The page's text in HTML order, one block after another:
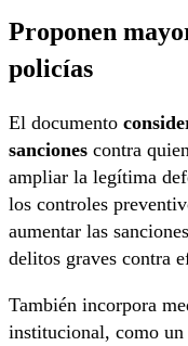
Proponen
policías
El documento
sanciones contra
ampliar la legítima
los controles
aumentar las
delitos graves contra
También incorpora
institucional, como un